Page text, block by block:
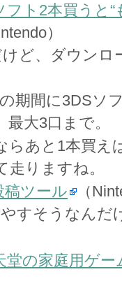
ト2本買うと
）
ど、ダウンロ
期間に3DSソ
大3口まで。
らあと1本買え
りますね。
稿ツール
（
すそうなんだ
堂の家庭用ゲ